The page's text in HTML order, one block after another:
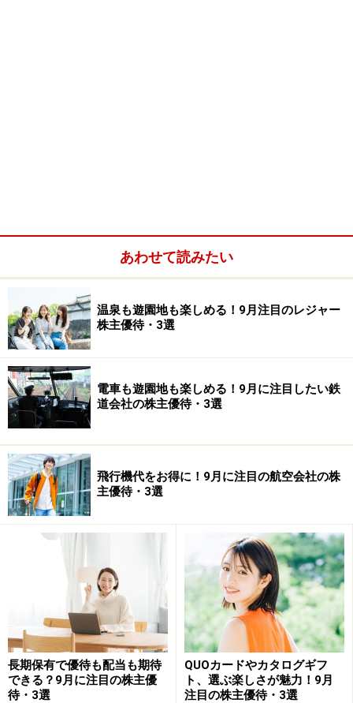
あわせて読みたい
温泉も遊園地も楽しめる！9月注目のレジャー
株主優待・3選
電車も遊園地も楽しめる！9月に注目したい鉄
道会社の株主優待・3選
飛行機代をお得に！9月に注目の航空会社の株
主優待・3選
長期保有で優待も配当も期待
できる？9月に注目の株主優
待・3選
QUOカードやカタログギフ
ト、選ぶ楽しさが魅力！9月
注目の株主優待・3選